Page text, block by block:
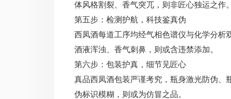
体风格割裂、香气突兀，则非匠心独运之作。
第五步：检测护航，科技鉴真伪
西凤酒每道工序均经气相色谱仪与化学分析
酒液浑浊、香气刺鼻，则或含违禁添加。
第六步：包装护真，细节见匠心
真品西凤酒包装严谨考究，瓶身激光防伪、
伪标识模糊，则或为仿冒之品。